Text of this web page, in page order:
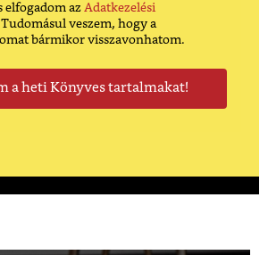
elfogadom az Adatkezelési
Tudomásul veszem, hogy a
bármikor visszavonhatom.